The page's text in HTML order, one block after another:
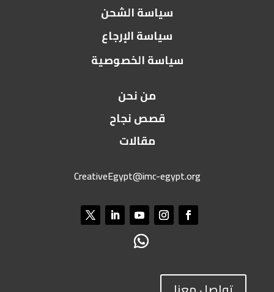
سياسة الشحن
سياسة الإرجاع
سياسة الخصوصية
من نحن
قصص نجاح
مقالات
CreativeEgypt@imc-egypt.org